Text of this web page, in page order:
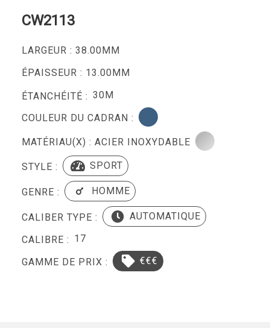
CW2113
LARGEUR : 38.00MM
ÉPAISSEUR : 13.00MM
ÉTANCHÉITÉ : 30M
COULEUR DU CADRAN :
MATÉRIAU(X) : ACIER INOXYDABLE
STYLE : SPORT
GENRE : HOMME
CALIBER TYPE : AUTOMATIQUE
CALIBRE : 17
GAMME DE PRIX : €€€